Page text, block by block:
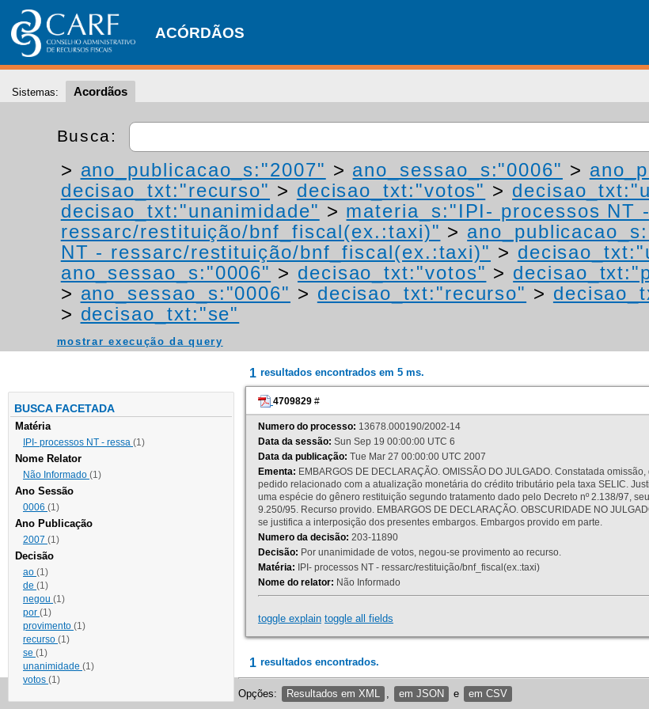
ACÓRDÃOS
Sistemas: Acordãos
Busca:
> ano_publicacao_s:"2007" > ano_sessao_s:"0006" >
decisao_txt:"recurso" > decisao_txt:"votos" >
decisao_txt:"unanimidade" > materia_s:"IPI- processos NT -
ressarc/restituição/bnf_fiscal(ex.:taxi)" >
NT - ressarc/restituição/bnf_fiscal(ex.:taxi)" >
ano_sessao_s:"0006" > decisao_txt:"votos" >
> ano_sessao_s:"0006" > decisao_txt:"recurso" >
> decisao_txt:"se"
mostrar execução da query
BUSCA FACETADA
Matéria
IPI- processos NT - ressa (1)
Nome Relator
Não Informado (1)
Ano Sessão
0006 (1)
Ano Publicação
2007 (1)
Decisão
ao (1)
de (1)
negou (1)
por (1)
provimento (1)
recurso (1)
se (1)
unanimidade (1)
votos (1)
1 resultados encontrados em 5 ms.
4709829 #
Numero do processo: 13678.000190/2002-14
Data da sessão: Sun Sep 19 00:00:00 UTC 6
Data da publicação: Tue Mar 27 00:00:00 UTC 2007
Ementa: EMBARGOS DE DECLARAÇÃO. OMISSÃO DO JULGADO. Constatada
pedido relacionado com a atualização monetária do crédito tributário pela taxa SELIC.
uma espécie do gênero restituição segundo tratamento dado pelo Decreto nº 2.138/97,
9.250/95. Recurso provido. EMBARGOS DE DECLARAÇÃO. OBSCURIDADE NO
se justifica a interposição dos presentes embargos. Embargos provido em parte.
Numero da decisão: 203-11890
Decisão: Por unanimidade de votos, negou-se provimento ao recurso.
Matéria: IPI- processos NT - ressarc/restituição/bnf_fiscal(ex.:taxi)
Nome do relator: Não Informado
toggle explain toggle all fields
1 resultados encontrados.
Opções: Resultados em XML em JSON e em CSV